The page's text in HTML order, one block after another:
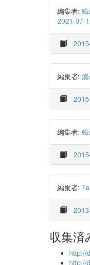
編集者:
2021-07-
編集者:
編集者:
編集者:
収集済
http://
http://